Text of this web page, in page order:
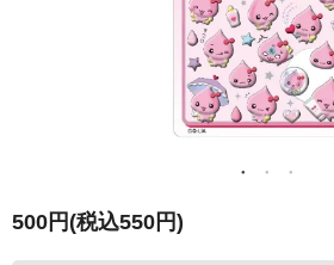
500円(税込550円)